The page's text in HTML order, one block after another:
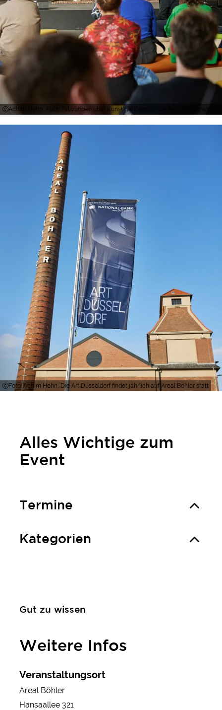
Achim Hehn, Auch Talkrunden über Kunst gehören zu den festen
Foto: Achim Hehn, Die Art Düsseldorf findet jährlich auf Areal Böhler statt
Alles Wichtige zum
Event
Termine
Kategorien
Gut zu wissen
Weitere Infos
Veranstaltungsort
Areal Böhler
Hansaallee 321